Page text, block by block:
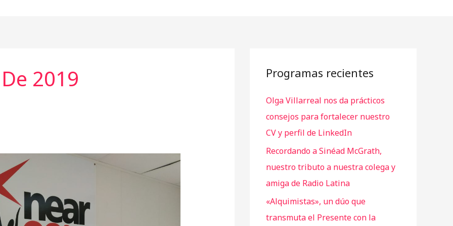
2019 Programas recientes
Olga Villarreal nos da prácticos
consejos para fortalecer nuestro
CV y perfil de LinkedIn
Recordando a Sinéad McGrath,
nuestro tributo a nuestra colega y
amiga de Radio Latina
«Alquimistas», un dúo que
transmuta el Presente con la